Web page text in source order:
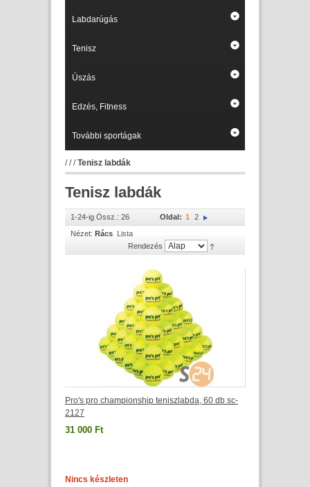
Labdarúgás
Tenisz
Úszás
Edzés, Fitness
További sportágak
///Tenisz labdák
Tenisz labdák
1-24-ig Össz.: 26 Oldal: 1 2
Nézet: Rács Lista
Rendezés
Pro's pro championship teniszlabda, 60 db sc-
2127
31 000 Ft
Nincs készleten